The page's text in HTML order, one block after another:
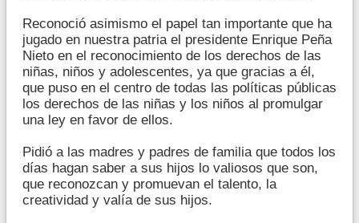
Reconoció asimismo el papel tan importante que ha
jugado en nuestra patria el presidente Enrique Peña
Nieto en el reconocimiento de los derechos de las
niñas, niños y adolescentes, ya que gracias a él,
que puso en el centro de todas las políticas públicas
los derechos de las niñas y los niños al promulgar
una ley en favor de ellos.
Pidió a las madres y padres de familia que todos los
días hagan saber a sus hijos lo valiosos que son,
que reconozcan y promuevan el talento, la
creatividad y valía de sus hijos.